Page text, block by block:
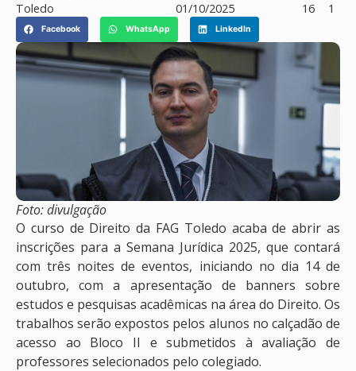
Toledo
01/10/2025
16
1
Facebook WhatsApp LinkedIn
Foto: divulgação
O curso de Direito da FAG Toledo acaba de abrir as
inscrições para a Semana Jurídica 2025, que contará
com três noites de eventos, iniciando no dia 14 de
outubro, com a apresentação de banners sobre
estudos e pesquisas acadêmicas na área do Direito. Os
trabalhos serão expostos pelos alunos no calçadão de
acesso ao Bloco II e submetidos à avaliação de
professores selecionados pelo colegiado.